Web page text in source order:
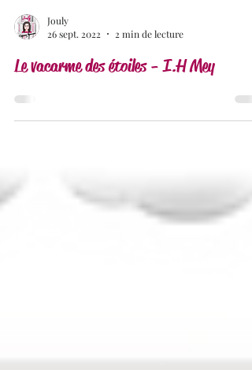
26 sept. 2022
2 min de lecture
Le vacarme des étoiles - I.H Mey